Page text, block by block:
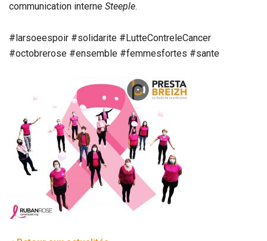
communication interne Steeple.
#larsoeespoir #solidarite #LutteContreleCancer
#octobrerose #ensemble #femmesfortes #sante